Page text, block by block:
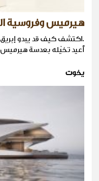
هيرميس وفروسية
.اكتشف كيف قد يبدو إبريق
أُعيد تخيّله بعدسة هيرميس
يخوت